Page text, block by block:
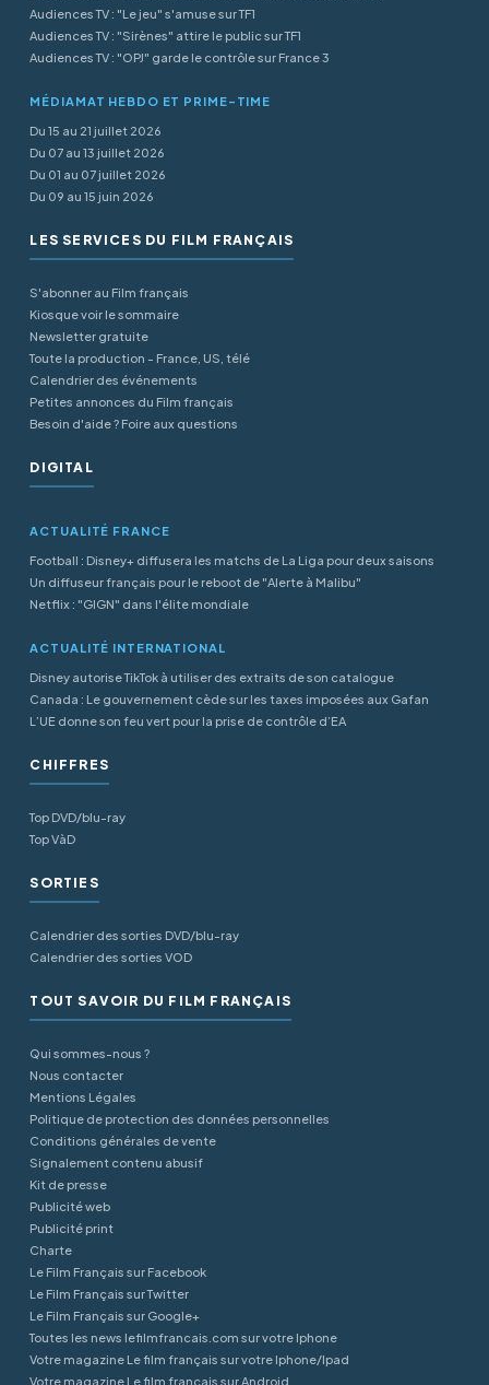
Audiences TV : "Le jeu" s'amuse sur TF1
Audiences TV : "Sirènes" attire le public sur TF1
Audiences TV : "OPJ" garde le contrôle sur France 3
MÉDIAMAT HEBDO ET PRIME-TIME
Du 15 au 21 juillet 2026
Du 07 au 13 juillet 2026
Du 01 au 07 juillet 2026
Du 09 au 15 juin 2026
LES SERVICES DU FILM FRANÇAIS
S'abonner au Film français
Kiosque voir le sommaire
Newsletter gratuite
Toute la production - France, US, télé
Calendrier des événements
Petites annonces du Film français
Besoin d'aide ? Foire aux questions
DIGITAL
ACTUALITÉ FRANCE
Football : Disney+ diffusera les matchs de La Liga pour deux saisons
Un diffuseur français pour le reboot de "Alerte à Malibu"
Netflix : "GIGN" dans l'élite mondiale
ACTUALITÉ INTERNATIONAL
Disney autorise TikTok à utiliser des extraits de son catalogue
Canada : Le gouvernement cède sur les taxes imposées aux Gafan
L’UE donne son feu vert pour la prise de contrôle d’EA
CHIFFRES
Top DVD/blu-ray
Top VàD
SORTIES
Calendrier des sorties DVD/blu-ray
Calendrier des sorties VOD
TOUT SAVOIR DU FILM FRANÇAIS
Qui sommes-nous ?
Nous contacter
Mentions Légales
Politique de protection des données personnelles
Conditions générales de vente
Signalement contenu abusif
Kit de presse
Publicité web
Publicité print
Charte
Le Film Français sur Facebook
Le Film Français sur Twitter
Le Film Français sur Google+
Toutes les news lefilmfrancais.com sur votre Iphone
Votre magazine Le film français sur votre Iphone/Ipad
Votre magazine Le film français sur Android